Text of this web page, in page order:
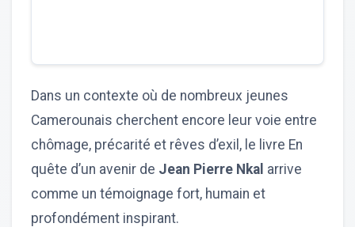
Dans un contexte où de nombreux jeunes
Camerounais cherchent encore leur voie entre
chômage, précarité et rêves d’exil, le livre En
quête d’un avenir de Jean Pierre Nkal arrive
comme un témoignage fort, humain et
profondément inspirant.